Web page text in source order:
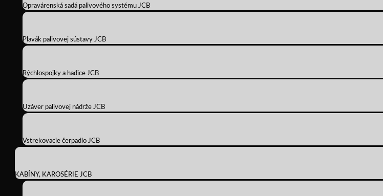
Opravárenská sadá palivového systému JCB
Plavák palivovej sústavy JCB
Rýchlospojky a hadice JCB
Uzáver palivovej nádrže JCB
Vstrekovacie čerpadlo JCB
KABÍNY, KAROSÉRIE JCB